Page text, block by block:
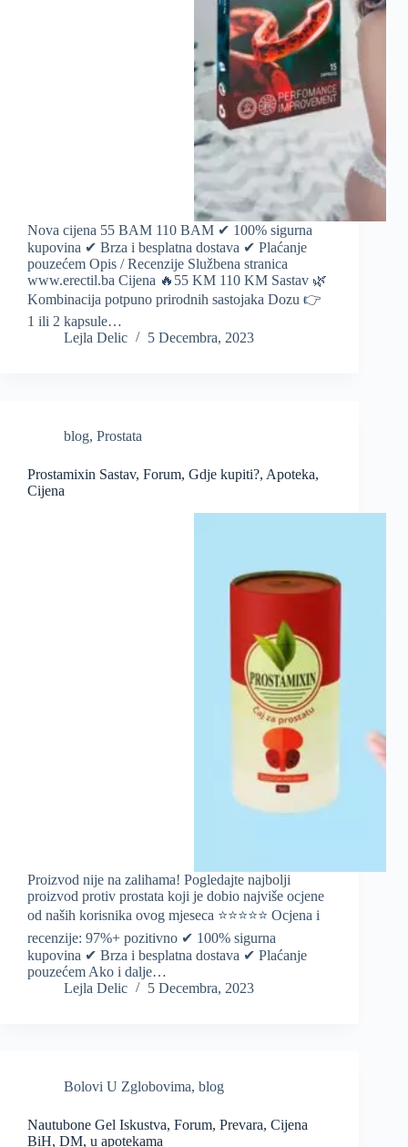
Nova cijena 55 BAM 110 BAM ✔ 100% sigurna
kupovina ✔ Brza i besplatna dostava ✔ Plaćanje
pouzećem Opis / Recenzije Službena stranica
www.erectil.ba Cijena 🔥55 KM 110 KM Sastav 🌿
Kombinacija potpuno prirodnih sastojaka Dozu 👉
1 ili 2 kapsule…
Lejla Delic
5 Decembra, 2023
blog, Prostata
Prostamixin Sastav, Forum, Gdje kupiti?, Apoteka,
Cijena
Proizvod nije na zalihama! Pogledajte najbolji
proizvod protiv prostata koji je dobio najviše ocjene
od naših korisnika ovog mjeseca ⭐️⭐️⭐️⭐️⭐️ Ocjena i
recenzije: 97%+ pozitivno ✔ 100% sigurna
kupovina ✔ Brza i besplatna dostava ✔ Plaćanje
pouzećem Ako i dalje…
Lejla Delic
5 Decembra, 2023
Bolovi U Zglobovima, blog
Nautubone Gel Iskustva, Forum, Prevara, Cijena
BiH, DM, u apotekama